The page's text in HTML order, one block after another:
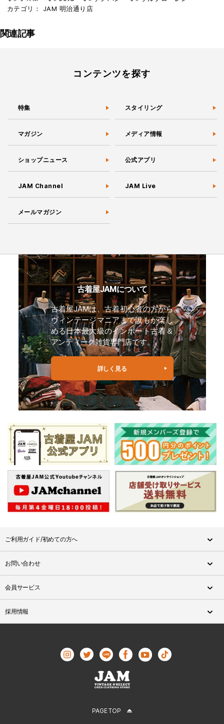
カテゴリ： JAM 明治通り店
関連記事
コンテンツを探す
特集 スタイリング
マガジン メディア情報
ショップニュース 公式アプリ
JAM Channel JAM Live
メールマガジン
古着屋JAMについて
古着屋JAMは、古着初心者の方から
ヴィンテージマニアまで誰もが楽し
める日本最大級のインポート古着＆
アンティーク雑貨専門店です。
詳しく見る
ご利用ガイド/初めての方へ
お問い合わせ
会員サービス
採用情報
PAGE TOP